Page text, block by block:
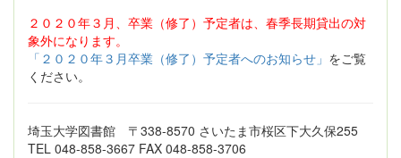
２０２０年３月、卒業（修了）予定者は、春季長期貸出の対
象外になります。
「２０２０年３月卒業（修了）予定者へのお知らせ」 をご覧
ください。
埼玉大学図書館 〒338-8570 さいたま市桜区下大久保255
TEL 048-858-3667 FAX 048-858-3706